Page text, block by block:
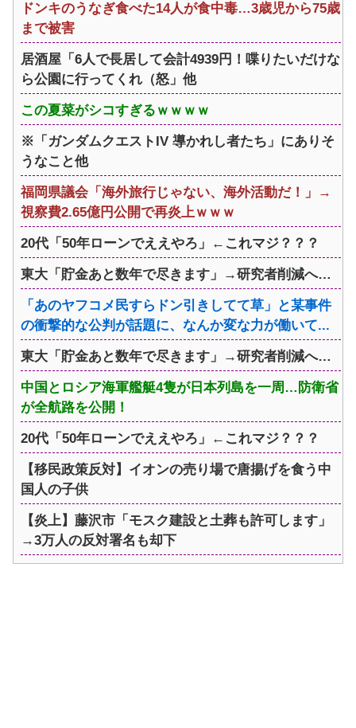
ドンキのうなぎ食べた14人が食中毒…3歳児から75歳
まで被害
居酒屋「6人で長居して会計4939円！喋りたいだけな
ら公園に行ってくれ（怒」他
この夏菜がシコすぎるｗｗｗｗ
※「ガンダムクエストIV 導かれし者たち」にありそ
うなこと他
福岡県議会「海外旅行じゃない、海外活動だ！」→
視察費2.65億円公開で再炎上ｗｗｗ
20代「50年ローンでええやろ」←これマジ？？？
東大「貯金あと数年で尽きます」→研究者削減へ…
「あのヤフコメ民すらドン引きしてて草」と某事件
の衝撃的な公判が話題に、なんか変な力が働いて...
東大「貯金あと数年で尽きます」→研究者削減へ…
中国とロシア海軍艦艇4隻が日本列島を一周…防衛省
が全航路を公開！
20代「50年ローンでええやろ」←これマジ？？？
【移民政策反対】イオンの売り場で唐揚げを食う中
国人の子供
【炎上】藤沢市「モスク建設と土葬も許可します」
→3万人の反対署名も却下